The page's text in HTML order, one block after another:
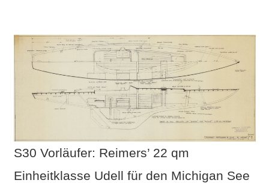
S30 Vorläufer: Reimers’ 22 qm
Einheitklasse Udell für den Michigan See